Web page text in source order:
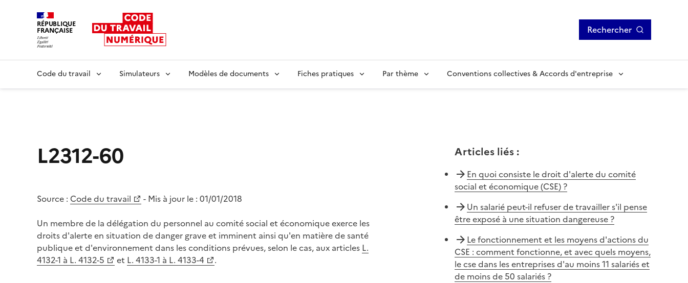
RÉPUBLIQUE
FRANÇAISE Rechercher
Code du travail Simulateurs Modèles de documents Fiches pratiques Par thème Conventions collectives & Accords d'entreprise
L2312-60
Source : Code du travail - Mis à jour le : 01/01/2018
Un membre de la délégation du personnel au comité social et économique exerce les
droits d'alerte en situation de danger grave et imminent ainsi qu'en matière de santé
publique et d'environnement dans les conditions prévues, selon le cas, aux articles L.
4132-1 à L. 4132-5
et L. 4133-1 à L. 4133-4 .
Articles liés:
En quoi consiste le droit d'alerte du comité
social et économique (CSE) ?
Un salarié peut-il refuser de travailler s'il pense
être exposé à une situation dangereuse ?
Le fonctionnement et les moyens d'actions du
CSE : comment fonctionne, et avec quels moyens,
le cse dans les entreprises d'au moins 11 salariés et
de moins de 50 salariés ?